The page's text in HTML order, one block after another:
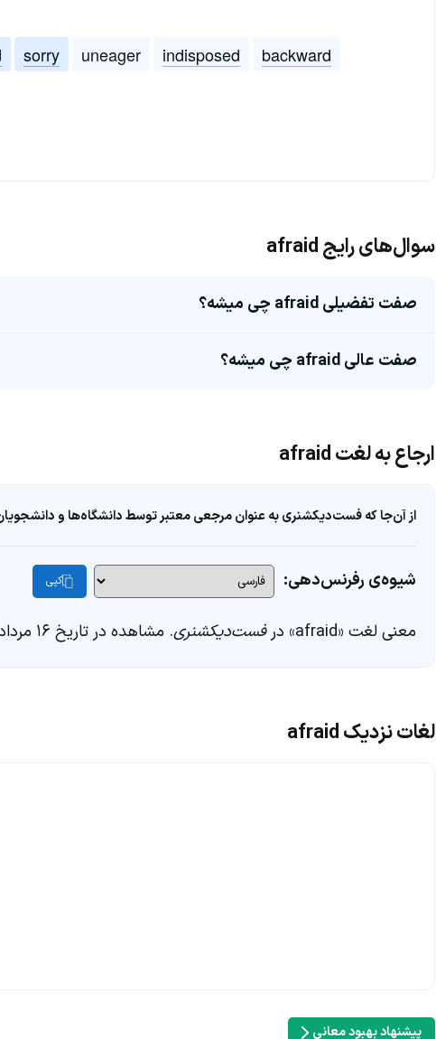
sorry uneager indisposed backward
سوال‌های رایج afraid
صفت تفضیلی afraid چی میشه؟
صفت عالی afraid چی میشه؟
ارجاع به لغت afraid
از آن‌جا که فست‌دیکشنری به عنوان مرجعی معتبر توسط دانشگاه‌ها و
شیوه‌ی رفرنس‌دهی: کپی
معنی لغت «afraid» در فست‌دیکشنری. مشاهده در تاریخ ۱۶ مرداد ۱۴۰۵، از https://fastdic.com/word/afraid
لغات نزدیک afraid
پیشنهاد بهبود معانی